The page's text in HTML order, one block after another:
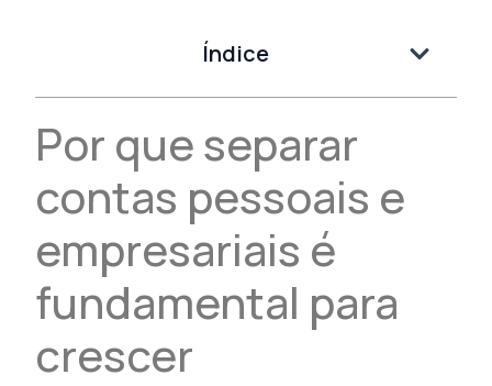
Índice
Por que separar
contas pessoais e
empresariais é
fundamental para
crescer